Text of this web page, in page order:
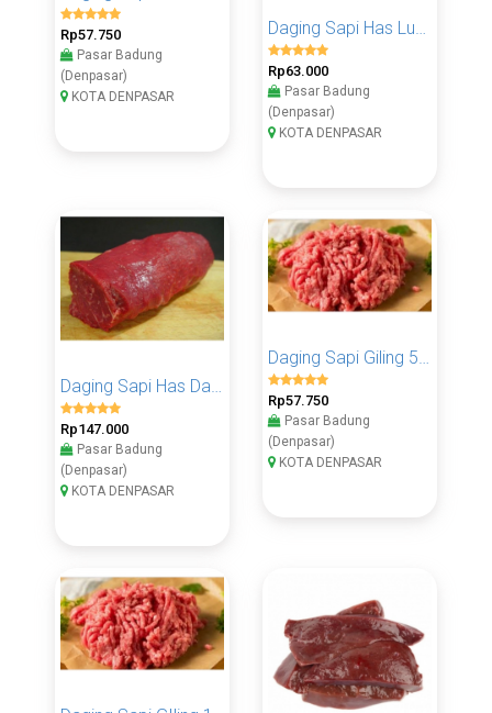
Rp57.750
Pasar Badung
(Denpasar)
KOTA DENPASAR
Daging Sapi Has Luar 500 Gram
Rp63.000
Pasar Badung
(Denpasar)
KOTA DENPASAR
Rp147.000
Pasar Badung
(Denpasar)
KOTA DENPASAR
Daging Sapi Giling 500 Gram
Rp57.750
Pasar Badung
(Denpasar)
KOTA DENPASAR